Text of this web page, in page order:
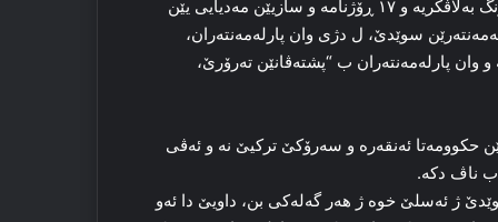
ڕۆژنامه‌یا “ئافتۆنبلاده‌ت” یا سوێدی د ڤی ده‌رباری دا ‌ڕاپۆره‌کا گرنگ به‌لاڤکریه‌ و ۱۷ ڕۆژنامه‌ و سازیێن مه‌دیایی یێن
سوێدێ، ل دژی وان پارله‌مه‌نته‌ران،
پارله‌مه‌نته‌ران ب “پشته‌ڤانێن ته‌رۆرێ،
حکوومه‌تا ئه‌نقه‌ره‌ و سه‌رۆکێ ترکیێ نه‌ و ئه‌ڤی
ب ناڤ دکه.
ژ ئه‌سلێ خوه‌ ژ هه‌ر گه‌له‌کی بن، داویێ دا ئەو